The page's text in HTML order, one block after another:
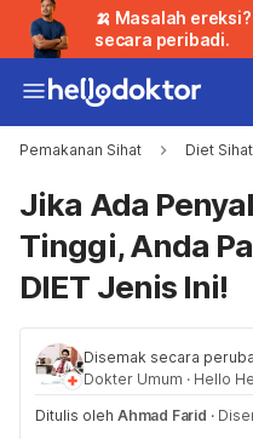
🍌 Masalah
secara peribadi.
Pemakanan Sihat Diet Sihat
Jika Ada
Tinggi, Anda
DIET Jenis Ini!
Disemak secara
Dokter Umum · Hello
Ditulis oleh Ahmad Farid ·